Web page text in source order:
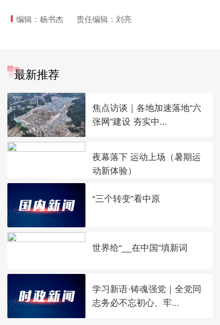
编辑：杨书杰 责任编辑：刘亮
最新推荐
焦点访谈｜各地加速落地“六
张网”建设 夯实中...
夜幕落下 运动上场（暑期运
动新体验）
“三个转变”看中原
世界给“__在中国”填新词
学习新语·铸魂强党｜全党同
志务必不忘初心、牢...